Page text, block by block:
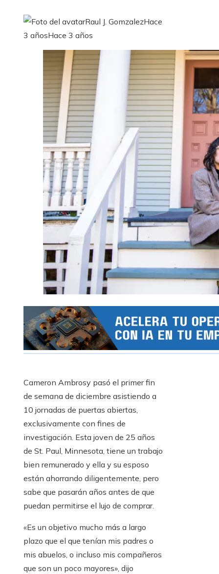
Raul J. GomzalezHace
3 añosHace 3 años
Cameron Ambrosy pasó el primer fin
de semana de diciembre asistiendo a
10 jornadas de puertas abiertas,
exclusivamente con fines de
investigación. Esta joven de 25 años
de St. Paul, Minnesota, tiene un trabajo
bien remunerado y ella y su esposo
están ahorrando diligentemente, pero
sabe que pasarán años antes de que
puedan permitirse el lujo de comprar.
«Es un objetivo mucho más a largo
plazo que el que tenían mis padres o
mis abuelos, o incluso mis compañeros
que son un poco mayores», dijo